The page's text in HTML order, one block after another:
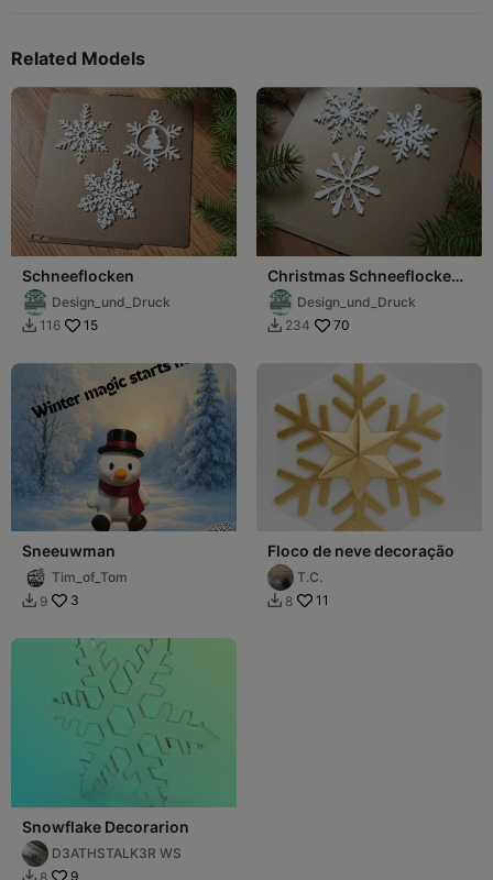
Related Models
Schneeflocken
Design_und_Druck
 116 15
Christmas Schneeflocken
DekoDesign_und_Druck
 234 70
Sneeuwman
Tim_of_Tom
 9 3
Floco de neve decoração
T.C.
 8 11
Snowflake Decorarion
D3ATHSTALK3R WS
 9